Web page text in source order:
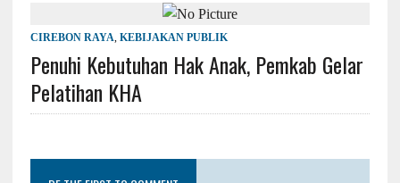
CIREBON RAYA KEBIJAKAN PUBLIK
Penuhi Kebutuhan Hak Anak, Pemkab Gelar
Pelatihan KHA